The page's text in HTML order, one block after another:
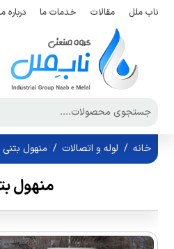
ناب ملل مقالات خدمات ما درباره
خانه / لوله و اتصالات / منهول بتنی
منهول